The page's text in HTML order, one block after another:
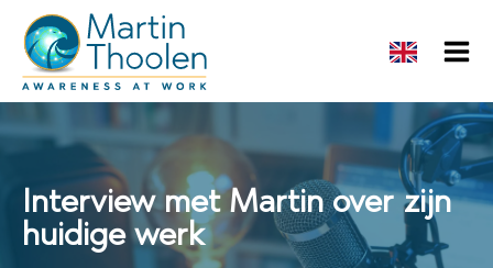
Interview met Martin over zijn
huidige werk